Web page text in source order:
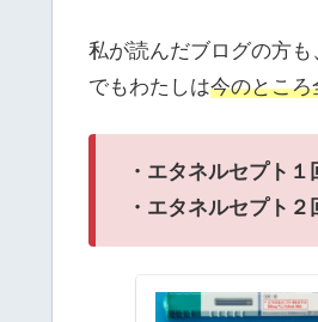
私が読んだブログの方も
でもわたしは今のところ
・エタネルセプト
・エタネルセプト